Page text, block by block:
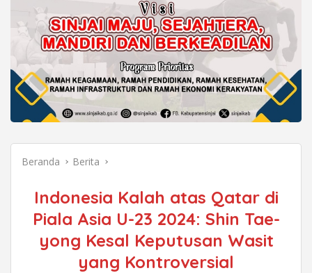
Beranda Berita
Indonesia Kalah atas Qatar di
Piala Asia U-23 2024: Shin Tae-
yong Kesal Keputusan Wasit
yang Kontroversial